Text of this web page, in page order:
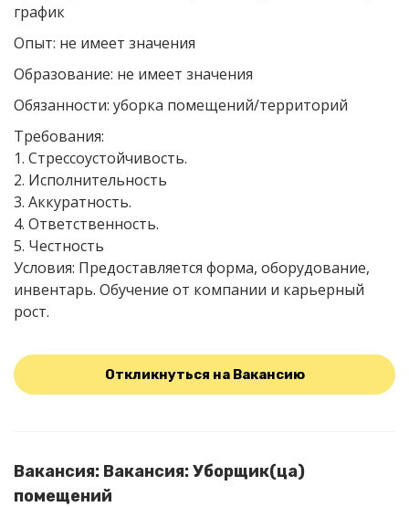
график
Опыт: не имеет значения
Образование: не имеет значения
Обязанности: уборка помещений/территорий
Требования:
1. Стрессоустойчивость.
2. Исполнительность
3. Аккуратность.
4. Ответственность.
5. Честность
Условия: Предоставляется форма, оборудование,
инвентарь. Обучение от компании и карьерный
рост.
Откликнуться на Вакансию
Вакансия: Вакансия: Уборщик(ца)
помещений